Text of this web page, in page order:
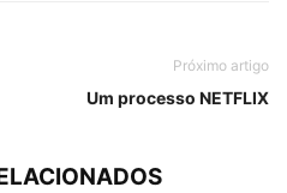
Próximo artigo
Um processo NETFLIX